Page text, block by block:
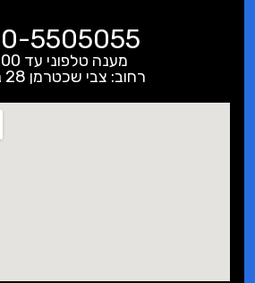
5505055
מענה טלפוני עד 17:00
רחוב: צבי שכטרמן 28 נתניה